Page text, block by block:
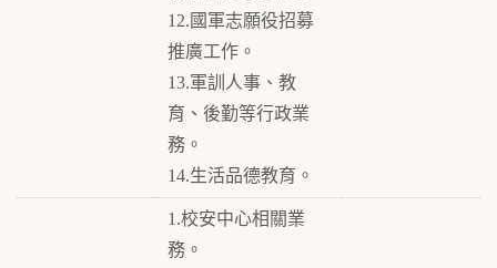
12.國軍志願役招募
推廣工作。
13.軍訓人事、教
育、後勤等行政業
務。
14.生活品德教育。
1.校安中心相關業
務。